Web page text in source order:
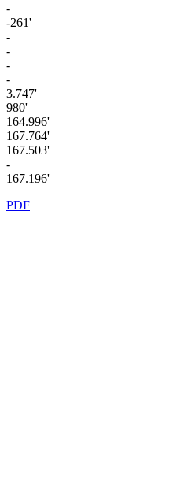
-
-261'
-
-
-
-
3.747'
980'
164.996'
167.764'
167.503'
-
167.196'
PDF